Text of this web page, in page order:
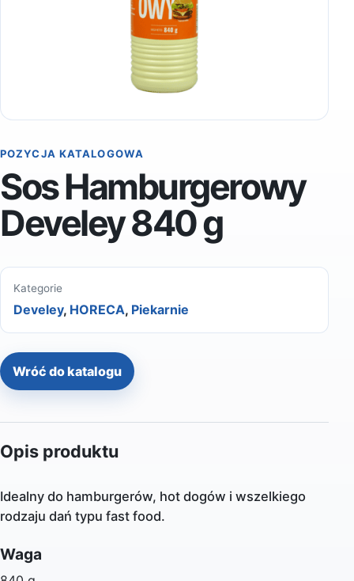
POZYCJA KATALOGOWA
Sos Hamburgerowy
Develey 840 g
Kategorie
Develey, HORECA, Piekarnie
Wróć do katalogu
Opis produktu
Idealny do hamburgerów, hot dogów i wszelkiego
rodzaju dań typu fast food.
Waga